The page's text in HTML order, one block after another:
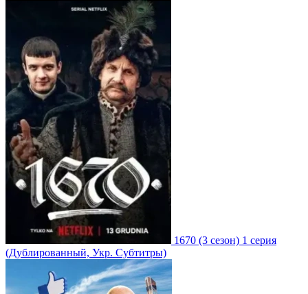
1670 (3 сезон) 1 серия
(Дублированный, Укр. Субтитры)